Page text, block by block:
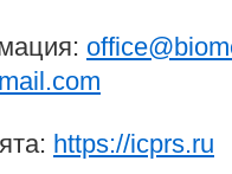
https://icprs.ru